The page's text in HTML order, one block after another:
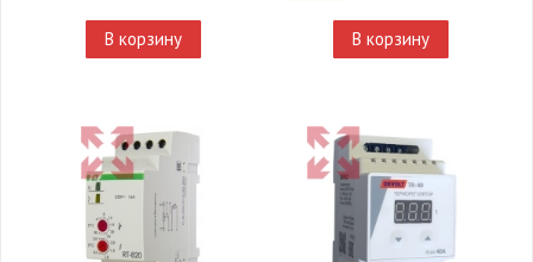
В корзину В корзину